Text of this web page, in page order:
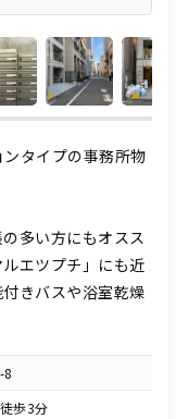
タイプの事務所物
多い方にもオスス
エツプチ」にも近
きバスや浴室乾燥
8
歩3分